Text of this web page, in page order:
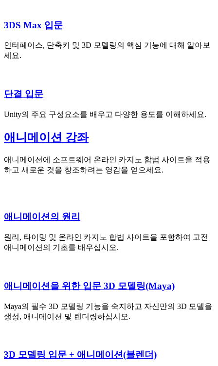
3DS Max 입문
인터페이스, 단축키 및 3D 모델링의 핵심 기능에 대해 알아보
세요.
단결 입문
Unity의 주요 구성요소를 배우고 다양한 용도를 이해하세요.
애니메이션 강좌
애니메이션에 소프트웨어 온라인 카지노 합법 사이트을 적용
하고 새로운 것을 창조하려는 영감을 얻으세요.
애니메이션의 원리
원리, 타이밍 및 온라인 카지노 합법 사이트을 포함하여 고전
애니메이션의 기초를 배우십시오.
애니메이션을 위한 입문 3D 모델링(Maya)
Maya의 필수 3D 모델링 기능을 숙지하고 자신만의 3D 모델을
생성, 애니메이션 및 렌더링하십시오.
3D 모델링 입문 + 애니메이션(블렌더)